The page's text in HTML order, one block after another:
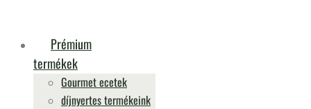
Prémium
termékek
Gourmet ecetek
díjnyertes termékeink